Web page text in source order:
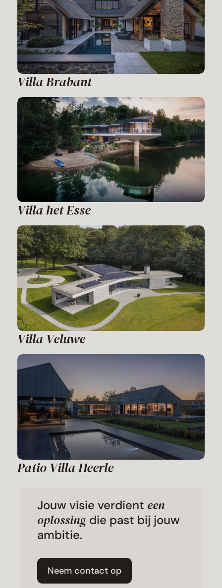
Villa Brabant
Villa het Esse
Villa Veluwe
Patio Villa Heerle
Jouw visie verdient een
oplossing die past bij jouw
ambitie.
Neem contact op